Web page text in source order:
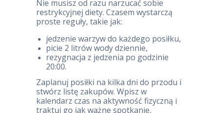
Nie musisz od razu narzucać sobie
restrykcyjnej diety. Czasem wystarczą
proste reguły, takie jak:
jedzenie warzyw do każdego posiłku,
picie 2 litrów wody dziennie,
rezygnacja z jedzenia po godzinie
20:00.
Zaplanuj posiłki na kilka dni do przodu i
stwórz listę zakupów. Wpisz w
kalendarz czas na aktywność fizyczną i
traktuj go jak ważne spotkanie,